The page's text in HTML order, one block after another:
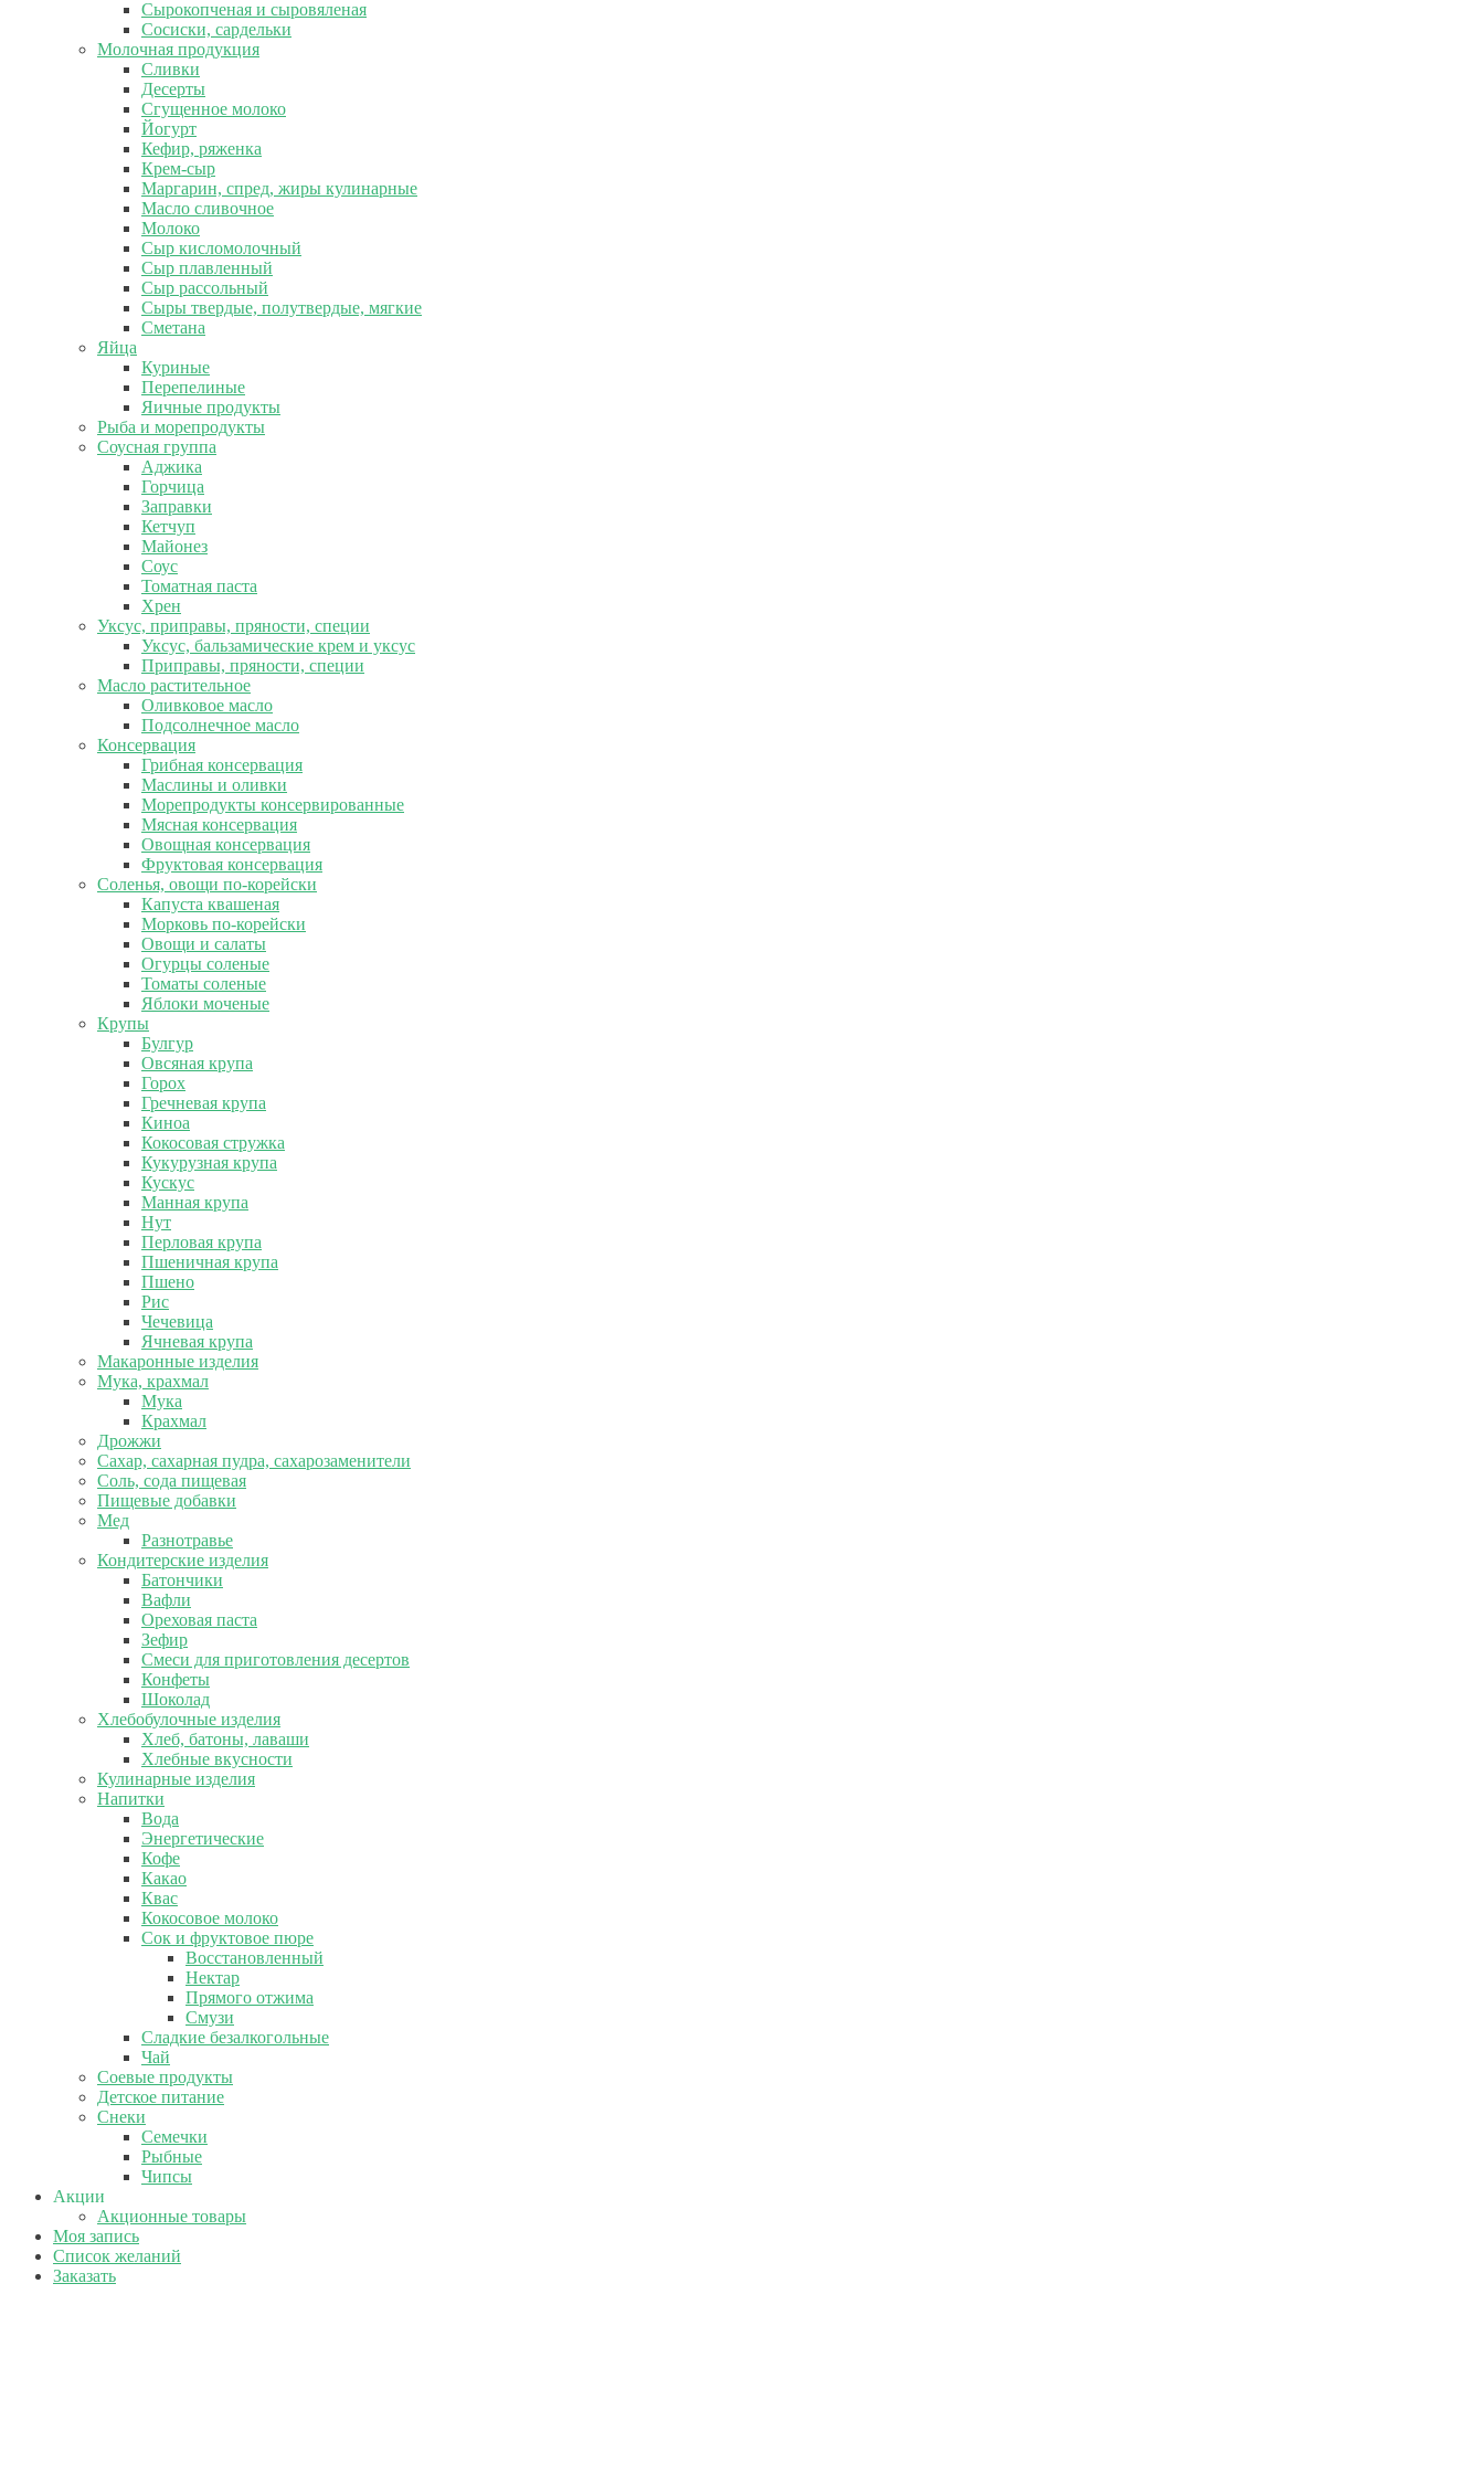
Сырокопченая и сыровяленая
Сосиски, сардельки
Молочная продукция
Сливки
Десерты
Сгущенное молоко
Йогурт
Кефир, ряженка
Крем-сыр
Маргарин, спред, жиры кулинарные
Масло сливочное
Молоко
Сыр кисломолочный
Сыр плавленный
Сыр рассольный
Сыры твердые, полутвердые, мягкие
Сметана
Яйца
Куриные
Перепелиные
Яичные продукты
Рыба и морепродукты
Соусная группа
Аджика
Горчица
Заправки
Кетчуп
Майонез
Соус
Томатная паста
Хрен
Уксус, приправы, пряности, специи
Уксус, бальзамические крем и уксус
Приправы, пряности, специи
Масло растительное
Оливковое масло
Подсолнечное масло
Консервация
Грибная консервация
Маслины и оливки
Морепродукты консервированные
Мясная консервация
Овощная консервация
Фруктовая консервация
Соленья, овощи по-корейски
Капуста квашеная
Морковь по-корейски
Овощи и салаты
Огурцы соленые
Томаты соленые
Яблоки моченые
Крупы
Булгур
Овсяная крупа
Горох
Гречневая крупа
Киноа
Кокосовая стружка
Кукурузная крупа
Кускус
Манная крупа
Нут
Перловая крупа
Пшеничная крупа
Пшено
Рис
Чечевица
Ячневая крупа
Макаронные изделия
Мука, крахмал
Мука
Крахмал
Дрожжи
Сахар, сахарная пудра, сахарозаменители
Соль, сода пищевая
Пищевые добавки
Мед
Разнотравье
Кондитерские изделия
Батончики
Вафли
Ореховая паста
Зефир
Смеси для приготовления десертов
Конфеты
Шоколад
Хлебобулочные изделия
Хлеб, батоны, лаваши
Хлебные вкусности
Кулинарные изделия
Напитки
Вода
Энергетические
Кофе
Какао
Квас
Кокосовое молоко
Сок и фруктовое пюре
Восстановленный
Нектар
Прямого отжима
Смузи
Сладкие безалкогольные
Чай
Соевые продукты
Детское питание
Снеки
Семечки
Рыбные
Чипсы
Акции
Акционные товары
Моя запись
Список желаний
Заказать